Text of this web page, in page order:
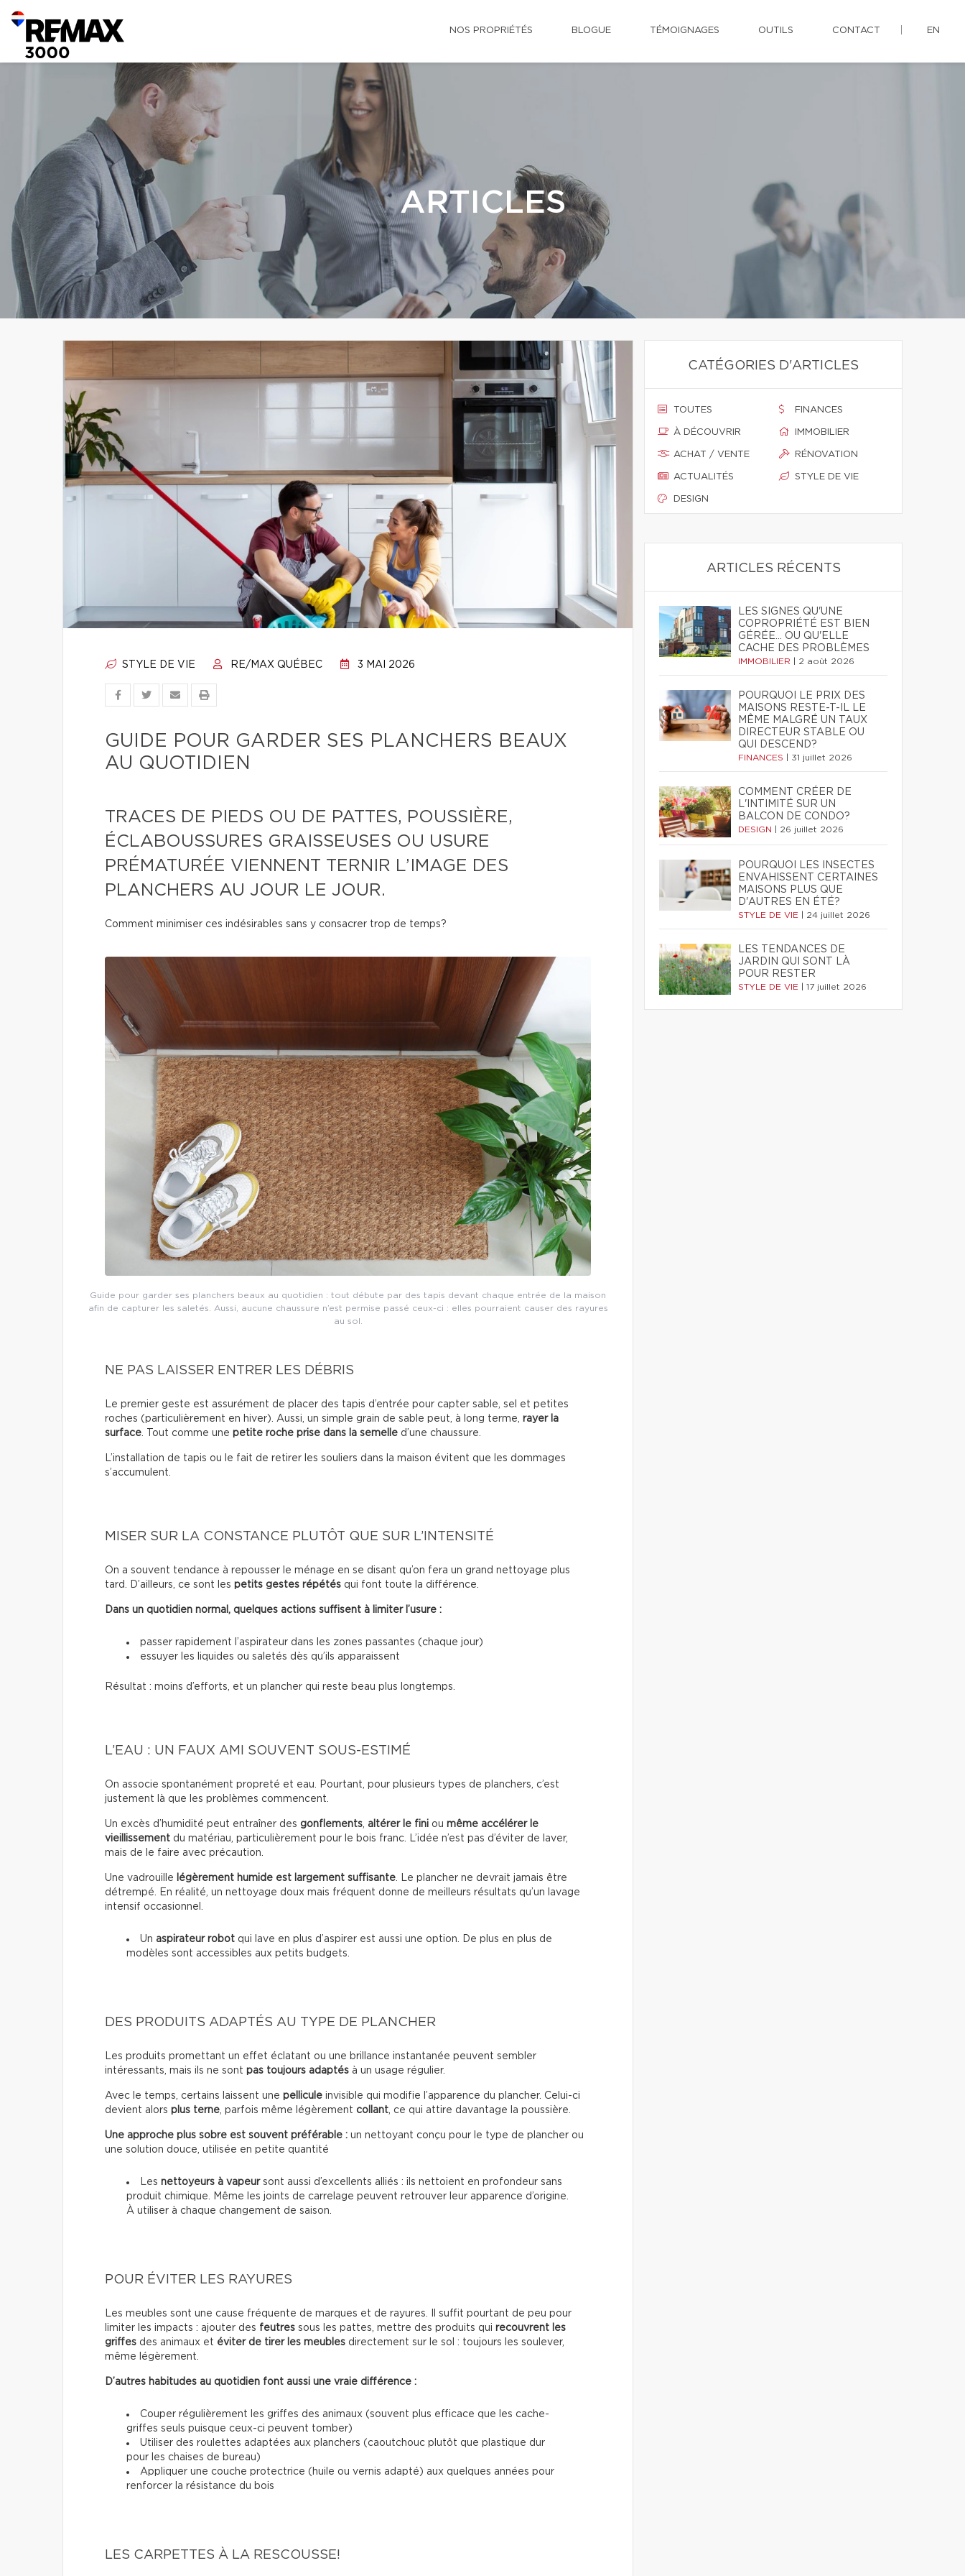
NOS PROPRIÉTÉS BLOGUE TÉMOIGNAGES OUTILS CONTACT EN
ARTICLES
STYLE DE VIE RE/MAX QUÉBEC 3 MAI 2026
GUIDE POUR GARDER SES PLANCHERS BEAUX
AU QUOTIDIEN
TRACES DE PIEDS OU DE PATTES, POUSSIÈRE,
ÉCLABOUSSURES GRAISSEUSES OU USURE
PRÉMATURÉE VIENNENT TERNIR L’IMAGE DES
PLANCHERS AU JOUR LE JOUR.
Comment minimiser ces indésirables sans y consacrer trop de temps?
Guide pour garder ses planchers beaux au quotidien : tout débute par des tapis devant chaque entrée de la maison
afin de capturer les saletés. Aussi, aucune chaussure n’est permise passé ceux-ci : elles pourraient causer des rayures
au sol.
NE PAS LAISSER ENTRER LES DÉBRIS
Le premier geste est assurément de placer des tapis d’entrée pour capter sable, sel et petites
roches (particulièrement en hiver). Aussi, un simple grain de sable peut, à long terme, rayer la
surface. Tout comme une petite roche prise dans la semelle d’une chaussure.
L’installation de tapis ou le fait de retirer les souliers dans la maison évitent que les dommages
s’accumulent.
MISER SUR LA CONSTANCE PLUTÔT QUE SUR L’INTENSITÉ
On a souvent tendance à repousser le ménage en se disant qu’on fera un grand nettoyage plus
tard. D’ailleurs, ce sont les petits gestes répétés qui font toute la différence.
Dans un quotidien normal, quelques actions suffisent à limiter l’usure :
passer rapidement l’aspirateur dans les zones passantes (chaque jour)
essuyer les liquides ou saletés dès qu’ils apparaissent
Résultat : moins d’efforts, et un plancher qui reste beau plus longtemps.
L’EAU : UN FAUX AMI SOUVENT SOUS-ESTIMÉ
On associe spontanément propreté et eau. Pourtant, pour plusieurs types de planchers, c’est
justement là que les problèmes commencent.
Un excès d’humidité peut entraîner des gonflements, altérer le fini ou même accélérer le
vieillissement du matériau, particulièrement pour le bois franc. L’idée n’est pas d’éviter de laver,
mais de le faire avec précaution.
Une vadrouille légèrement humide est largement suffisante. Le plancher ne devrait jamais être
détrempé. En réalité, un nettoyage doux mais fréquent donne de meilleurs résultats qu’un lavage
intensif occasionnel.
Un aspirateur robot qui lave en plus d’aspirer est aussi une option. De plus en plus de
modèles sont accessibles aux petits budgets.
DES PRODUITS ADAPTÉS AU TYPE DE PLANCHER
Les produits promettant un effet éclatant ou une brillance instantanée peuvent sembler
intéressants, mais ils ne sont pas toujours adaptés à un usage régulier.
Avec le temps, certains laissent une pellicule invisible qui modifie l’apparence du plancher. Celui-ci
devient alors plus terne, parfois même légèrement collant, ce qui attire davantage la poussière.
Une approche plus sobre est souvent préférable : un nettoyant conçu pour le type de plancher ou
une solution douce, utilisée en petite quantité
Les nettoyeurs à vapeursont aussi d’excellents alliés : ils nettoient en profondeur sans
produit chimique. Même les joints de carrelage peuvent retrouver leur apparence d’origine.
À utiliser à chaque changement de saison.
POUR ÉVITER LES RAYURES
Les meubles sont une cause fréquente de marques et de rayures. Il suffit pourtant de peu pour
limiter les impacts : ajouter des feutres sous les pattes, mettre des produits qui recouvrent les
griffes des animaux et éviter de tirer les meubles directement sur le sol : toujours les soulever,
même légèrement.
D’autres habitudes au quotidien font aussi une vraie différence :
Couper régulièrement les griffes des animaux (souvent plus efficace que les cache-
griffes seuls puisque ceux-ci peuvent tomber)
Utiliser des roulettes adaptées aux planchers (caoutchouc plutôt que plastique dur
pour les chaises de bureau)
Appliquer une couche protectrice (huile ou vernis adapté) aux quelques années pour
renforcer la résistance du bois
LES CARPETTES À LA RESCOUSSE!
CATÉGORIES D'ARTICLES
TOUTES
À DÉCOUVRIR
ACHAT / VENTE
ACTUALITÉS
DESIGN
FINANCES
IMMOBILIER
RÉNOVATION
STYLE DE VIE
ARTICLES RÉCENTS
LES SIGNES QU'UNE
COPROPRIÉTÉ EST BIEN
GÉRÉE… OU QU'ELLE
CACHE DES PROBLÈMES
IMMOBILIER 2 août 2026
POURQUOI LE PRIX DES
MAISONS RESTE-T-IL LE
MÊME MALGRÉ UN TAUX
DIRECTEUR STABLE OU
QUI DESCEND?
FINANCES 31 juillet 2026
COMMENT CRÉER DE
L'INTIMITÉ SUR UN
BALCON DE CONDO?
DESIGN 26 juillet 2026
POURQUOI LES INSECTES
ENVAHISSENT CERTAINES
MAISONS PLUS QUE
D'AUTRES EN ÉTÉ?
STYLE DE VIE 24 juillet 2026
LES TENDANCES DE
JARDIN QUI SONT LÀ
POUR RESTER
STYLE DE VIE 17 juillet 2026